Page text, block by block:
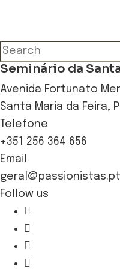
Seminário da
Avenida Fortunato
Santa Maria da Feira,
Telefone
+351 256 364 656
Email
geral@passionistas.pt
Follow us